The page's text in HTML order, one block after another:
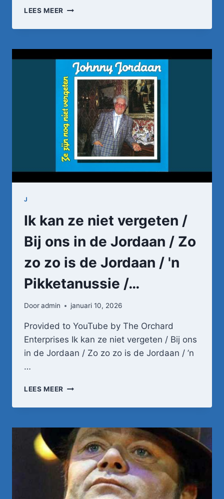
LEES MEER KOOS
–
HET
JE
OGEN
J
Ik kan ze niet vergeten /
Bij ons in de Jordaan / Zo
zo zo is de Jordaan / 'n
Pikketanussie /…
Dooradmin januari 10, 2026
Provided to YouTube by The Orchard
Enterprises Ik kan ze niet vergeten / Bij ons
in de Jordaan / Zo zo zo is de Jordaan / ’n
…
LEES MEER
ZE
VERGETEN
BIJ
ONS
IN
DE
JORDAAN